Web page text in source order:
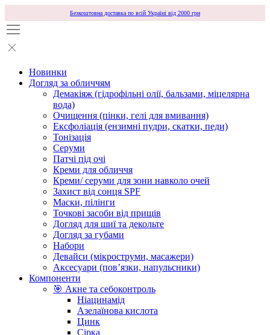
Безкоштовна доставка по всій Україні від 2000 грн
Новинки
Догляд за обличчям
Демакіяж (гідрофільні олії, бальзами, міцелярна
вода)
Очищення (пінки, гелі для вмивання)
Ексфоліація (ензимні пудри, скатки, педи)
Тонізація
Серуми
Патчі під очі
Креми для обличчя
Креми/ серуми для зони навколо очей
Захист від сонця SPF
Маски, пілінги
Точкові засоби від прищів
Догляд для шиї та декольте
Догляд за губами
Набори
Девайси (мікроструми, масажери)
Аксесуари (повʼязки, напульсники)
Компоненти
🎯 Акне та себоконтроль
Ніацинамід
Азелаїнова кислота
Цинк
Сірка